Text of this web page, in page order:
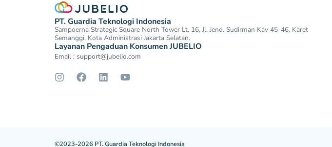
PT. Guardia Teknologi Indonesia
Sampoerna Strategic Square North Tower Lt. 16, Jl. Jend. Sudirman Kav 45-46, Karet
Semanggi, Kota Administrasi Jakarta Selatan.
Layanan Pengaduan Konsumen JUBELIO
Email : support@jubelio.com
©2023-2026 PT. Guardia Teknologi Indonesia